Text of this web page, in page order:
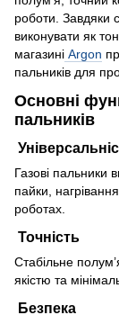
роботи. Завдяки
виконувати як
магазині Argon
пальників для
Основні
пальників
Газові пальники
пайки,
роботах.
Точність
Стабільне
якістю та
Безпека